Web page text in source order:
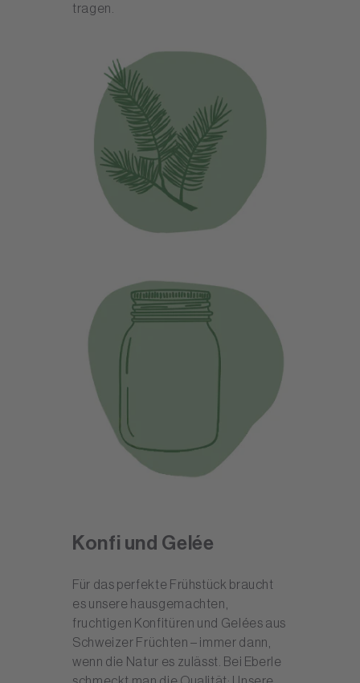
tragen.
Konfi und Gelée
Für das perfekte Frühstück braucht
es unsere hausgemachten,
fruchtigen Konfitüren und Gelées aus
Schweizer Früchten – immer dann,
wenn die Natur es zulässt. Bei Eberle